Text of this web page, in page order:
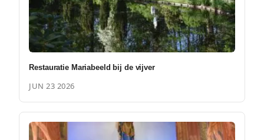
Restauratie Mariabeeld bij de vijver
JUN 23 2026